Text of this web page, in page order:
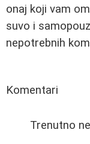
onaj koji vam
suvo i
nepotrebnih
Komentari
Trenutno